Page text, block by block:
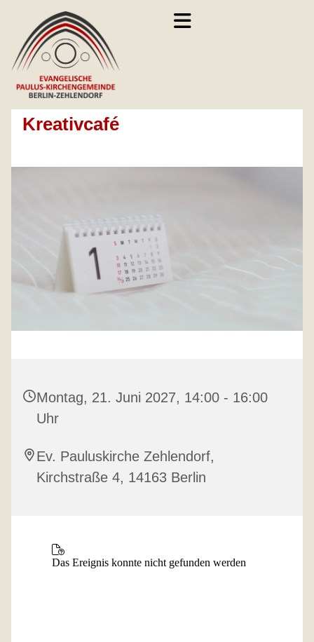
Kreativcafé
Montag, 21. Juni 2027, 14:00 - 16:00
Uhr
Ev. Pauluskirche Zehlendorf,
Kirchstraße 4, 14163 Berlin